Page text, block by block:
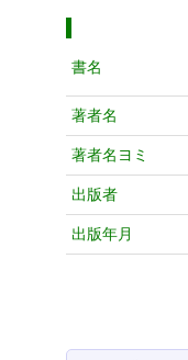
書名
著者名
著者名ヨミ
出版者
出版年月